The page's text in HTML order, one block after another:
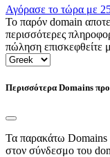
Αγόρασε το τώρα με
Το παρόν domain
περισσότερες
πώληση επισκεφθείτε
Περισσότερα Domains
Τα παρακάτω Domains
στον σύνδεσμο του